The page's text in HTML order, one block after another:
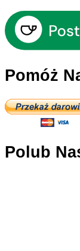
Pomóż
Polub